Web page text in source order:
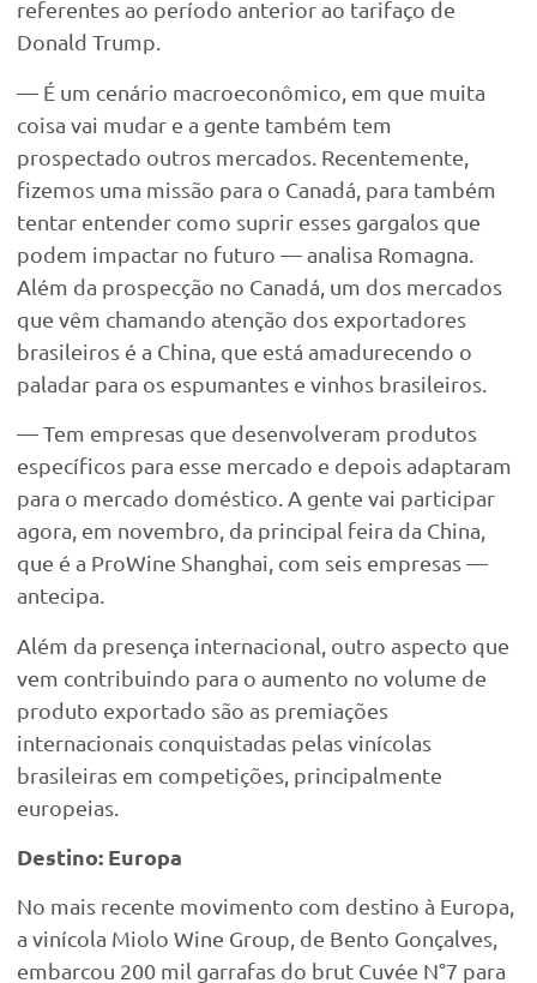
referentes ao período anterior ao tarifaço de
Donald Trump.
— É um cenário macroeconômico, em que muita
coisa vai mudar e a gente também tem
prospectado outros mercados. Recentemente,
fizemos uma missão para o Canadá, para também
tentar entender como suprir esses gargalos que
podem impactar no futuro — analisa Romagna.
Além da prospecção no Canadá, um dos mercados
que vêm chamando atenção dos exportadores
brasileiros é a China, que está amadurecendo o
paladar para os espumantes e vinhos brasileiros.
— Tem empresas que desenvolveram produtos
específicos para esse mercado e depois adaptaram
para o mercado doméstico. A gente vai participar
agora, em novembro, da principal feira da China,
que é a ProWine Shanghai, com seis empresas —
antecipa.
Além da presença internacional, outro aspecto que
vem contribuindo para o aumento no volume de
produto exportado são as premiações
internacionais conquistadas pelas vinícolas
brasileiras em competições, principalmente
europeias.
Destino: Europa
No mais recente movimento com destino à Europa,
a vinícola Miolo Wine Group, de Bento Gonçalves,
embarcou 200 mil garrafas do brut Cuvée N°7 para